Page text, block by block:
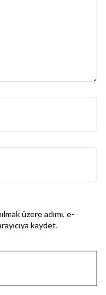
üzere adımı, e-
kaydet.